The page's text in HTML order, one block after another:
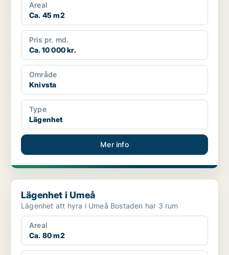
Areal
Ca. 45 m2
Pris pr. md.
Ca. 10 000 kr.
Område
Knivsta
Type
Lägenhet
Mer info
Lägenhet i Umeå
Lägenhet i Umeå
Lägenhet att hyra i Umeå Bostaden har 3 rum
Areal
Ca. 80 m2